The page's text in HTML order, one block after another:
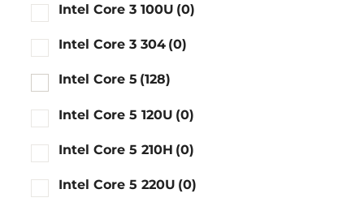
Intel Core 3 100U (0)
Intel Core 3 304 (0)
Intel Core 5 (128)
Intel Core 5 120U (0)
Intel Core 5 210H (0)
Intel Core 5 220U (0)